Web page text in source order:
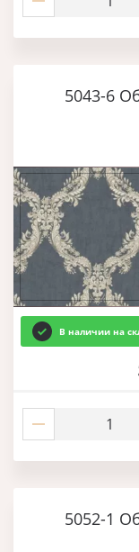
5043-6
В наличии на
5052-1